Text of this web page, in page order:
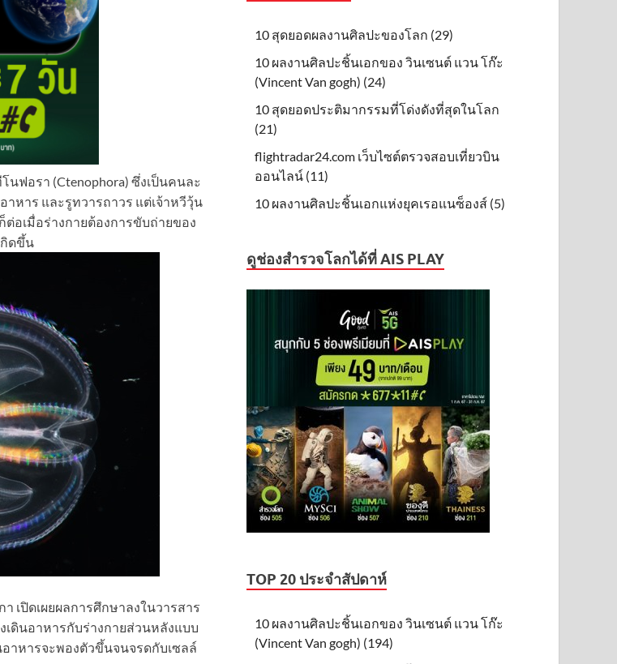
ฟอรา (Ctenophora) ซึ่งเป็นคนละ
หาร และรูทวารถาวร แต่เจ้าหวีวุ้น
อเมื่อร่างกายต้องการขับถ่ายของ
กิดขึ้น
เปิดเผยผลการศึกษาลงในวารสาร
เดินอาหารกับร่างกายส่วนหลังแบบ
าหารจะพองตัวขึ้นจนจรดกับเซลล์
10 สุดยอดผลงานศิลปะของโลก (29)
10 ผลงานศิลปะชิ้นเอกของ วินเซนต์ แวน โก๊ะ
(Vincent Van gogh) (24)
10 สุดยอดประติมากรรมที่โด่งดังที่สุดในโลก
(21)
flightradar24.com เว็บไซต์ตรวจสอบเที่ยวบิน
ออนไลน์ (11)
10 ผลงานศิลปะชิ้นเอกแห่งยุคเรอแนซ็องส์ (5)
ดูช่องสำรวจโลกได้ที่ AIS PLAY
TOP 20 ประจำสัปดาห์
10 ผลงานศิลปะชิ้นเอกของ วินเซนต์ แวน โก๊ะ
(Vincent Van gogh) (194)